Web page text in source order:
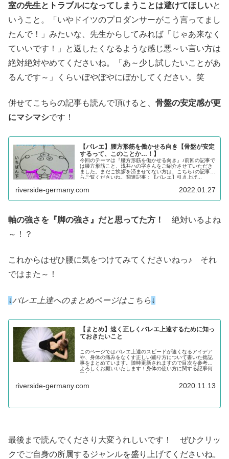
室の先生とトラブルになってしまうことは避けてほしいと
いうこと。「いやドイツのプロダンサーがこう言ってまし
たんで！」みたいな、先生からしてみれば「じゃあ来なく
ていいです！」と返したくなるような感じ悪～い言い方は
絶対絶対やめてくださいね。「あ～少し試したいことがあ
るんです～」くらいぼやぼやにぼかしてください。笑
併せてこちらの記事も読んで頂けると、 骨盤の安定感が更
にマシマシです！
【バレエ】腰方形筋を働かせる向き【骨盤が安定
するって、このことか…！】
今回のテーマは『腰方形筋を働かせる向き』♪前回の記事で
は腰方形筋こと、浅井ハの字さんをご紹介させていただき
ました。まだご挨拶を済ませてない方は、こちら↓の記事か
らご覧くださいね。関連記事：【バレエ】引き上げ...
riverside-germany.com 2022.01.27
軸の強さを『脚の強さ』だと思ってた方！
絶対いるよね
～！？
これからはぜひ腰に気をつけてみてくださいねっ♪ それ
ではまた～！
↓バレエ上達へのまとめページはこちら ↓
【まとめ】速く正しくバレエ上達するために知っ
ておきたいこと
このページではバレエ上達のスピードが速くなるアイデア
や、身体の痛みをなくす正しい踊り方について書いた拙記
事をまとめています。随時更新されますので目次を参考に
よろしくお願いいたします！身体の使い方に関する記事何
気ない...
riverside-germany.com 2020.11.13
最後まで読んでくださり大変うれしいです！ ぜひクリッ
クでご自身の所属するジャンルを盛り上げてくださいね。